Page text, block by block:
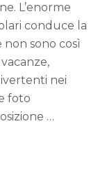
L’enorme
conduce la
sono così
nei
foto
…